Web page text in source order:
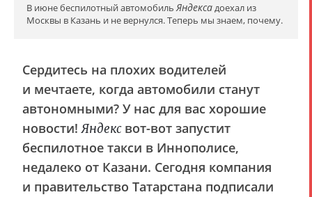
В июне беспилотный автомобильЯндексадоехал из
Москвы в Казань и не вернулся. Теперь мы знаем, почему.
Сердитесь на плохих водителей
и мечтаете, когда автомобили станут
автономными? У нас для вас хорошие
новости!Яндексвот-вот запустит
беспилотное такси в Иннополисе,
недалеко от Казани. Сегодня компания
и правительство Татарстана подписали